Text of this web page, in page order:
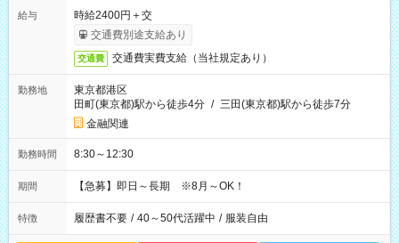
給与
時給2400円＋交
交通費別途支給あり
交通費 交通費実費支給（当社規定あり）
勤務地
東京都港区
田町(東京都)駅から徒歩4分 / 三田(東京都)駅から徒歩7分
金融関連
勤務時間 8:30～12:30
期間 【急募】即日～長期 ※8月～OK！
特徴 履歴書不要 / 40～50代活躍中 / 服装自由